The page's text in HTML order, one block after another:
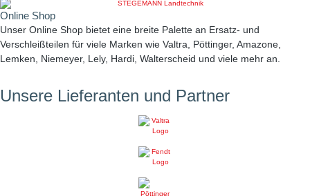
Online Shop
Unser Online Shop bietet eine breite Palette an Ersatz- und
Verschleißteilen für viele Marken wie Valtra, Pöttinger, Amazone,
Lemken, Niemeyer, Lely, Hardi, Walterscheid und viele mehr an.
Unsere Lieferanten und Partner